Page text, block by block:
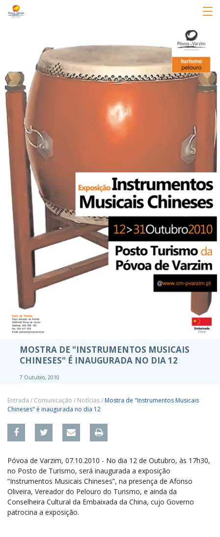
MOSTRA DE "INSTRUMENTOS MUSICAIS
CHINESES" É INAUGURADA NO DIA 12
7 Outubro, 2010
Entrada / Comunicação / Notícias/Mostra de "Instrumentos Musicais
Chineses" é inaugurada no dia 12
Póvoa de Varzim, 07.10.2010 - No dia 12 de Outubro, às 17h30,
no Posto de Turismo, será inaugurada a exposição
“Instrumentos Musicais Chineses”, na presença de Afonso
Oliveira, Vereador do Pelouro do Turismo, e ainda da
Conselheira Cultural da Embaixada da China, cujo Governo
patrocina a exposição.